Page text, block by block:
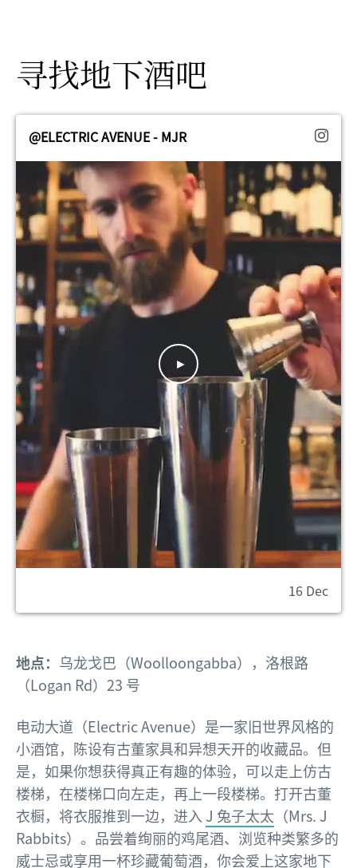
寻找地下酒吧
@ELECTRIC AVENUE - MJR
16 Dec
地点： 乌龙戈巴（Woolloongabba），洛根路
（Logan Rd）23 号
电动大道（Electric Avenue）是一家旧世界风格的
小酒馆，陈设有古董家具和异想天开的收藏品。但
是，如果你想获得真正有趣的体验，可以走上仿古
楼梯，在楼梯口向左走，再上一段楼梯。打开古董
衣橱，将衣服推到一边，进入 J 兔子太太 （Mrs. J
Rabbits）。品尝着绚丽的鸡尾酒、浏览种类繁多的
威士忌或享用一杯珍藏葡萄酒，你会爱上这家地下